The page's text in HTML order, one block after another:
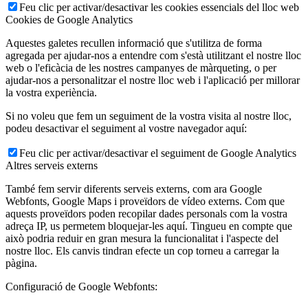
Feu clic per activar/desactivar les cookies essencials del lloc web
Cookies de Google Analytics
Aquestes galetes recullen informació que s'utilitza de forma
agregada per ajudar-nos a entendre com s'està utilitzant el nostre lloc
web o l'eficàcia de les nostres campanyes de màrqueting, o per
ajudar-nos a personalitzar el nostre lloc web i l'aplicació per millorar
la vostra experiència.
Si no voleu que fem un seguiment de la vostra visita al nostre lloc,
podeu desactivar el seguiment al vostre navegador aquí:
Feu clic per activar/desactivar el seguiment de Google Analytics
Altres serveis externs
També fem servir diferents serveis externs, com ara Google
Webfonts, Google Maps i proveïdors de vídeo externs. Com que
aquests proveïdors poden recopilar dades personals com la vostra
adreça IP, us permetem bloquejar-les aquí. Tingueu en compte que
això podria reduir en gran mesura la funcionalitat i l'aspecte del
nostre lloc. Els canvis tindran efecte un cop torneu a carregar la
pàgina.
Configuració de Google Webfonts: